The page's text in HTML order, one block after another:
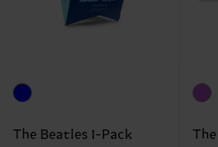
The Beatles 1-Pack